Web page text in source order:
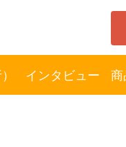
インタビュー 商